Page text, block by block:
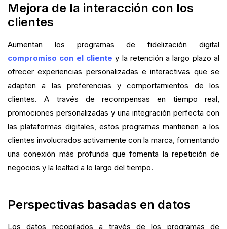
Mejora de la interacción con los
clientes
Aumentan los programas de fidelización digital
compromiso con el cliente y la retención a largo plazo al
ofrecer experiencias personalizadas e interactivas que se
adapten a las preferencias y comportamientos de los
clientes. A través de recompensas en tiempo real,
promociones personalizadas y una integración perfecta con
las plataformas digitales, estos programas mantienen a los
clientes involucrados activamente con la marca, fomentando
una conexión más profunda que fomenta la repetición de
negocios y la lealtad a lo largo del tiempo.
Perspectivas basadas en datos
Los datos recopilados a través de los programas de